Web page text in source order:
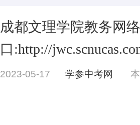
成都文理学院教务网
口:http://
2023-05-17 学参中考网